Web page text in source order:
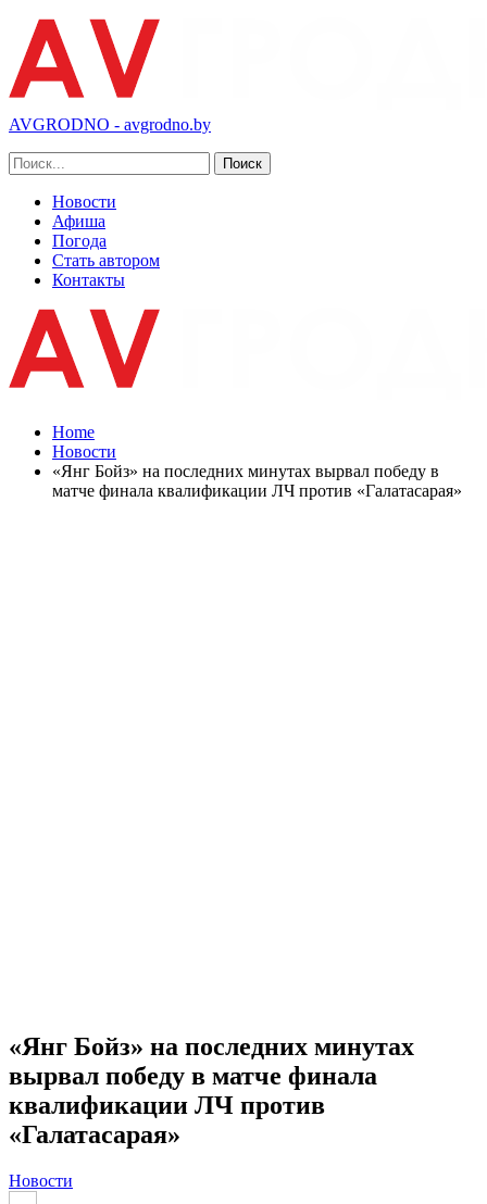
AVGRODNO - avgrodno.by
Новости
Афиша
Погода
Стать автором
Контакты
Home
Новости
«Янг Бойз» на последних минутах вырвал победу в
матче финала квалификации ЛЧ против «Галатасарая»
«Янг Бойз» на последних минутах
вырвал победу в матче финала
квалификации ЛЧ против
«Галатасарая»
Новости